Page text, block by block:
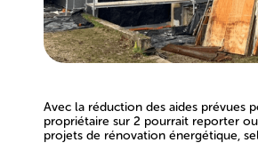
Avec la réduction des aides prévues
propriétaire sur 2 pourrait reporter
projets de rénovation énergétique,